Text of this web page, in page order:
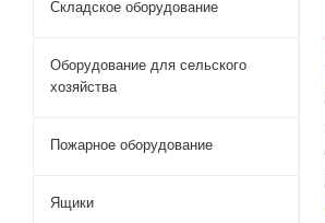
Складское оборудование
Оборудование для сельского
хозяйства
Пожарное оборудование
Ящики